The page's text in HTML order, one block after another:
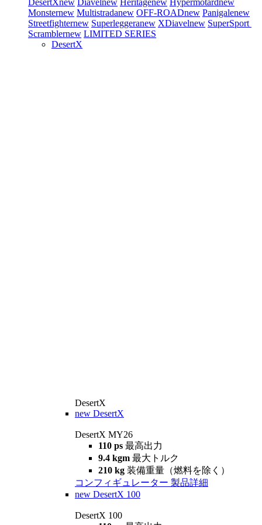
DesertXnew Diavelnew Heritagenew Hypermotardnew
Monsternew Multistradanew OFF-ROADnew Panigalenew
Streetfighternew Superleggeranew XDiavelnew SuperSport
Scramblernew LIMITED SERIES
DesertX
DesertX
new DesertX
DesertX MY26
110 ps 最高出力
9.4 kgm 最大トルク
210 kg 装備重量（燃料を除く）
コンフィギュレーター 製品詳細
new DesertX 100
DesertX 100